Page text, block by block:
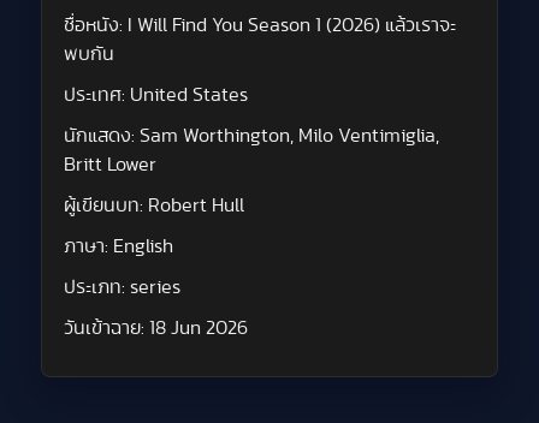
ชื่อหนัง:
I Will Find You Season 1 (2026) แล้วเราจะ
พบกัน
ประเทศ: United States
นักแสดง: Sam Worthington, Milo Ventimiglia,
Britt Lower
ผู้เขียนบท: Robert Hull
ภาษา: English
ประเภท: series
วันเข้าฉาย: 18 Jun 2026